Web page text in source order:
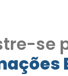
se